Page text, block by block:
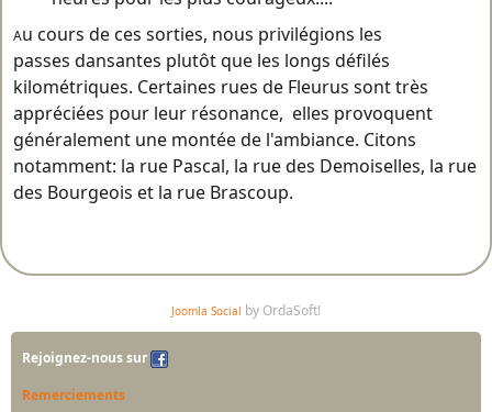
Au cours de ces sorties, nous privilégions les
passes dansantes plutôt que les longs défilés
kilométriques. Certaines rues de Fleurus sont très
appréciées pour leur résonance, elles provoquent
généralement une montée de l'ambiance. Citons
notamment: la rue Pascal, la rue des Demoiselles, la rue
des Bourgeois et la rue Brascoup.
Joomla Social by OrdaSoft!
Rejoignez-nous sur
Remerciements